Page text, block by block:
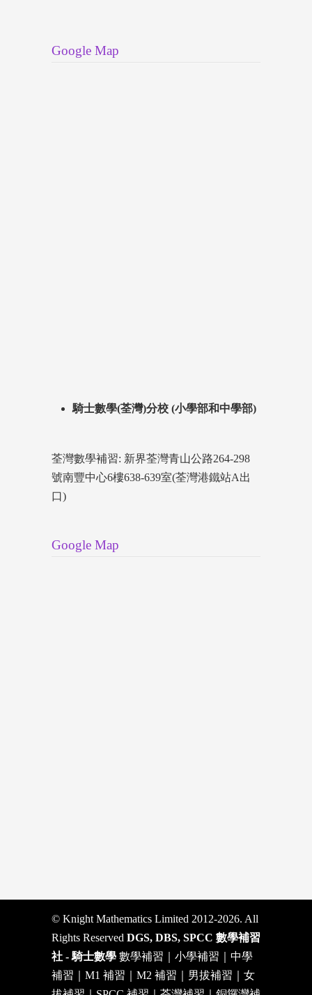
Google Map
騎士數學(荃灣)分校 (小學部和中學部)
荃灣數學補習: 新界荃灣青山公路264-298
號南豐中心6樓638-639室(荃灣港鐵站A出
口)
Google Map
© Knight Mathematics Limited 2012-2026. All
Rights Reserved DGS, DBS, SPCC 數學補習
社 - 騎士數學 數學補習｜小學補習｜中學
補習｜M1 補習｜M2 補習｜男拔補習｜女